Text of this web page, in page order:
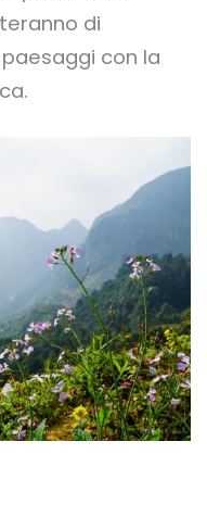
di
con la